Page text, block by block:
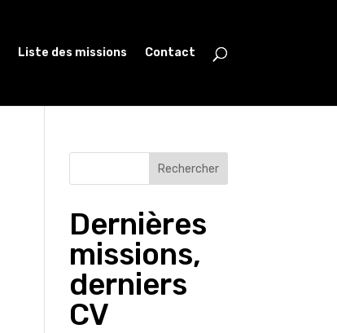
Liste des missions Contact
Rechercher
Dernières
missions,
derniers
CV